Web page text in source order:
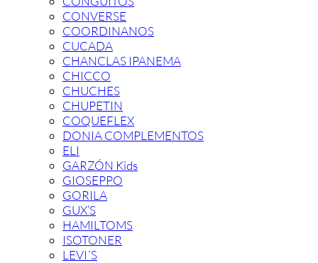
CONVERSE
COORDINANOS
CUCADA
CHANCLAS IPANEMA
CHICCO
CHUCHES
CHUPETIN
COQUEFLEX
DONIA COMPLEMENTOS
ELI
GARZÓN Kids
GIOSEPPO
GORILA
GUX’S
HAMILTOMS
ISOTONER
LEVI´S